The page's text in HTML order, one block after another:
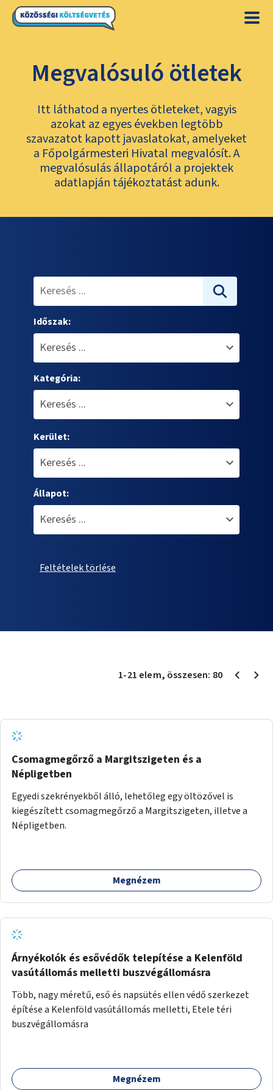
Megvalósuló ötletek
Itt láthatod a nyertes ötleteket, vagyis
azokat az egyes években legtöbb
szavazatot kapott javaslatokat, amelyeket
a Főpolgármesteri Hivatal megvalósít. A
megvalósulás állapotáról a projektek
adatlapján tájékoztatást adunk.
Időszak:
Kategória:
Kerület:
Állapot:
Feltételek törlése
1-21 elem, összesen: 80
Csomagmegőrző a Margitszigeten és a
Népligetben
Egyedi szekrényekből álló, lehetőleg egy öltözővel is
kiegészített csomagmegőrző a Margitszigeten, illetve a
Népligetben.
Megnézem
Árnyékolók és esővédők telepítése a Kelenföld
vasútállomás melletti buszvégállomásra
Több, nagy méretű, eső és napsütés ellen védő szerkezet
építése a Kelenföld vasútállomás melletti, Etele téri
buszvégállomásra
Megnézem